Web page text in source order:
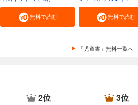
無料で読む 無料で読む
「児童書」無料一覧へ
2位 3位